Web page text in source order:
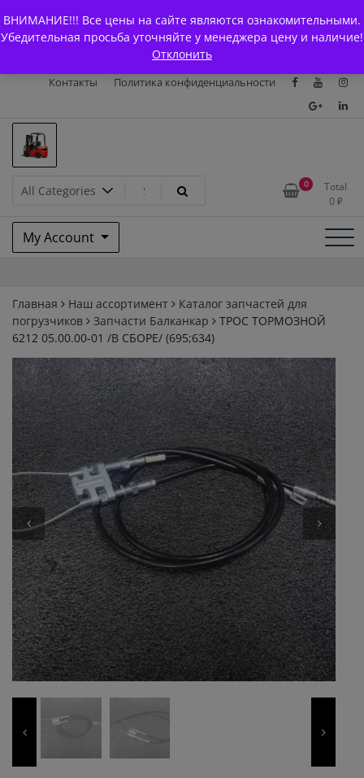
ВНИМАНИЕ!!! Все цены на сайте являются ознакомительными.
Убедительная просьба уточняйте у менеджера цену и наличие!
Отклонить
to
content
Главная
Магазин О Компании
Каталоги
Доставка и оплата
Контакты
Политика конфиденциальности
Запчасти для вилочых
погрузчиков и
электротележек Balkancar
0
Total
0 ₽
My Account
Главная Наш ассортимент
Каталог запчастей для
погрузчиков
Запчасти Балканкар
ТРОС ТОРМОЗНОЙ
6212 05.00.00-01 /В СБОРЕ/ (695;634)